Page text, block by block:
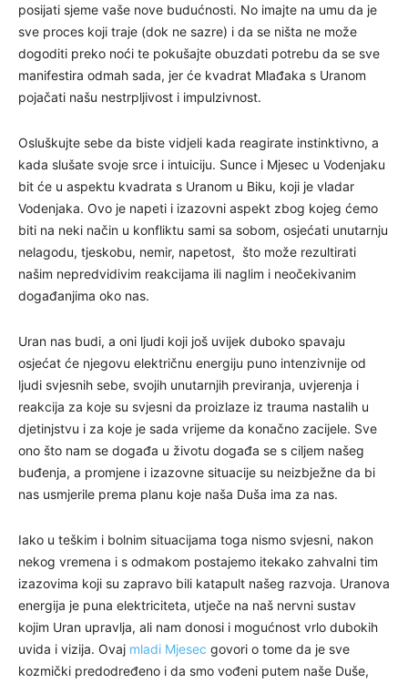
posijati sjeme vaše nove budućnosti. No imajte na umu da je
sve proces koji traje (dok ne sazre) i da se ništa ne može
dogoditi preko noći te pokušajte obuzdati potrebu da se sve
manifestira odmah sada, jer će kvadrat Mlađaka s Uranom
pojačati našu nestrpljivost i impulzivnost.
Osluškujte sebe da biste vidjeli kada reagirate instinktivno, a
kada slušate svoje srce i intuiciju. Sunce i Mjesec u Vodenjaku
bit će u aspektu kvadrata s Uranom u Biku, koji je vladar
Vodenjaka. Ovo je napeti i izazovni aspekt zbog kojeg ćemo
biti na neki način u konfliktu sami sa sobom, osjećati unutarnju
nelagodu, tjeskobu, nemir, napetost, što može rezultirati
našim nepredvidivim reakcijama ili naglim i neočekivanim
događanjima oko nas.
Uran nas budi, a oni ljudi koji još uvijek duboko spavaju
osjećat će njegovu električnu energiju puno intenzivnije od
ljudi svjesnih sebe, svojih unutarnjih previranja, uvjerenja i
reakcija za koje su svjesni da proizlaze iz trauma nastalih u
djetinjstvu i za koje je sada vrijeme da konačno zacijele. Sve
ono što nam se događa u životu događa se s ciljem našeg
buđenja, a promjene i izazovne situacije su neizbježne da bi
nas usmjerile prema planu koje naša Duša ima za nas.
Iako u teškim i bolnim situacijama toga nismo svjesni, nakon
nekog vremena i s odmakom postajemo itekako zahvalni tim
izazovima koji su zapravo bili katapult našeg razvoja. Uranova
energija je puna elektriciteta, utječe na naš nervni sustav
kojim Uran upravlja, ali nam donosi i mogućnost vrlo dubokih
uvida i vizija. Ovaj mladi Mjesec govori o tome da je sve
kozmički predodređeno i da smo vođeni putem naše Duše,